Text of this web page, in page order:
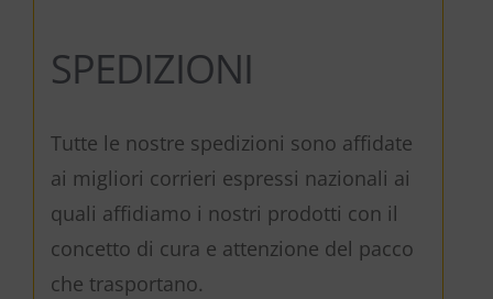
SPEDIZIONI
Tutte le nostre spedizioni sono affidate
ai migliori corrieri espressi nazionali ai
quali affidiamo i nostri prodotti con il
concetto di cura e attenzione del pacco
che trasportano.